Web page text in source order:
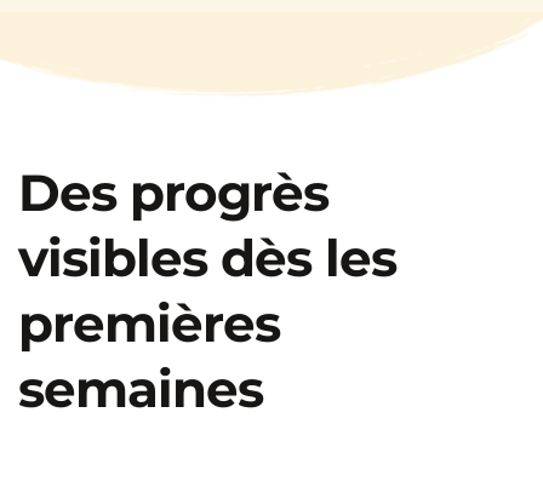
Des progrès
visibles dès les
premières
semaines